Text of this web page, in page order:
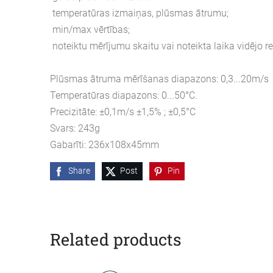
temperatūras izmaiņas, plūsmas ātrumu;
min/max vērtības;
noteiktu mērījumu skaitu vai noteikta laika vidējo
Plūsmas ātruma mērīšanas diapazons: 0,3...20m/s
Temperatūras diapazons: 0...50°C.
Precizitāte: ±0,1m/s ±1,5% ; ±0,5°C
Svars: 243g
Gabarīti: 236x108x45mm
Share Post Pin
Related products